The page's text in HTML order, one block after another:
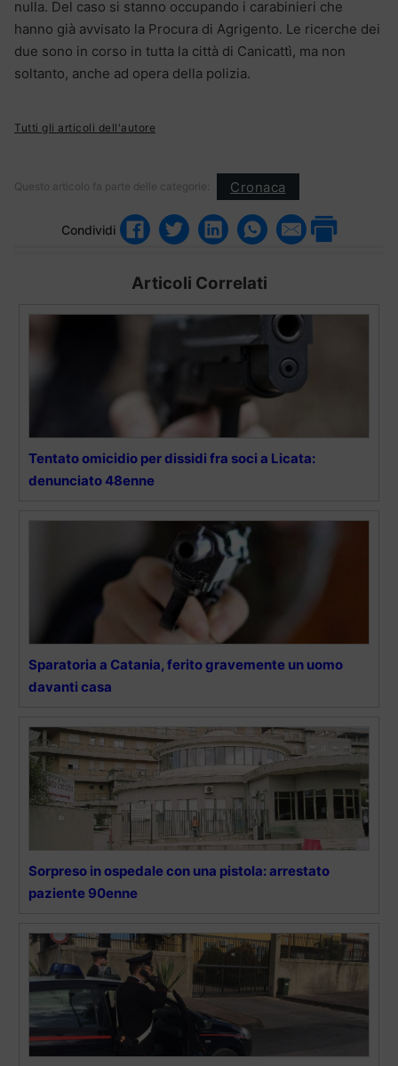
nulla. Del caso si stanno occupando i carabinieri che
hanno già avvisato la Procura di Agrigento. Le ricerche dei
due sono in corso in tutta la città di Canicattì, ma non
soltanto, anche ad opera della polizia.
Tutti gli articoli dell'autore
Questo articolo fa parte delle categorie: Cronaca
Condividi
Articoli Correlati
Tentato omicidio per dissidi fra soci a Licata:
denunciato 48enne
Sparatoria a Catania, ferito gravemente un uomo
davanti casa
Sorpreso in ospedale con una pistola: arrestato
paziente 90enne